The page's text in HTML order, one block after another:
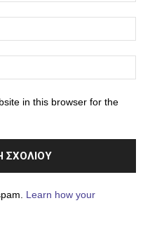
in this browser for the
Learn how your